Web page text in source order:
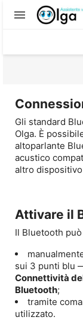

Gli standard
Olga. È
altoparlante
acustico
altro
Attivare il
Il Bluetooth
sui 3 punti blu
Connettività
Bluetooth;
tramite
utilizzato.